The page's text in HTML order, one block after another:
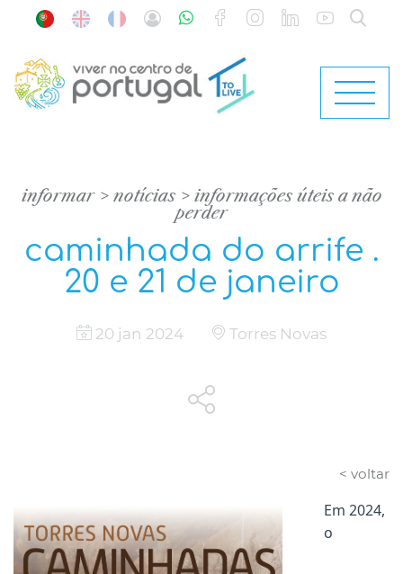
informar notícias
informações úteis a não
perder
caminhada do arrife .
20 e 21 de janeiro
20 jan 2024 Torres Novas
< voltar
Em 2024,
o